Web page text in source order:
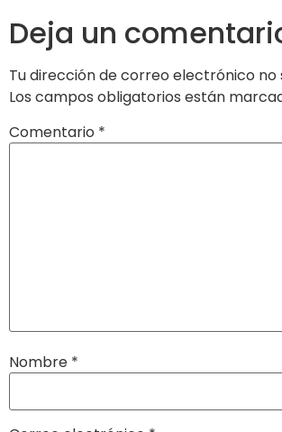
Deja un
Tu dirección de correo electrónico no
Los campos obligatorios están
Comentario *
Nombre *